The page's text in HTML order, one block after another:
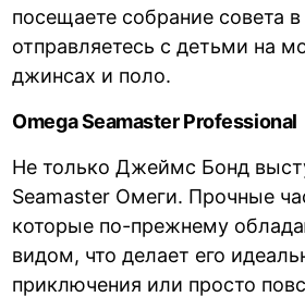
посещаете собрание совета
отправляетесь с детьми на
джинсах и поло.
Omega Seamaster Professional
Не только Джеймс Бонд
Seamaster Омеги. Прочные
которые по-прежнему
видом, что делает его
приключения или просто